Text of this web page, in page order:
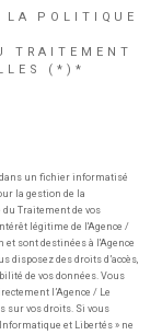
POLITIQUE
TRAITEMENT
(*)*
un fichier informatisé
la gestion de la
Traitement de vos
légitime de l'Agence /
et sont destinées à l'Agence
disposez des droits d’accès,
de vos données. Vous
l’Agence / Le
sur vos droits. Si vous
et Libertés » ne